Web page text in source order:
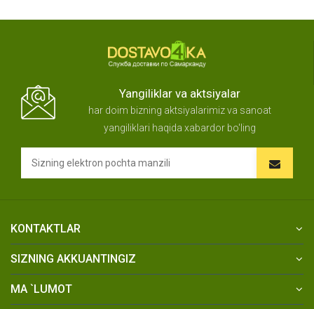
Yangiliklar va aktsiyalar
har doim bizning aktsiyalarimiz va sanoat
yangiliklari haqida xabardor bo'ling
KONTAKTLAR
SIZNING AKKUANTINGIZ
MA `LUMOT